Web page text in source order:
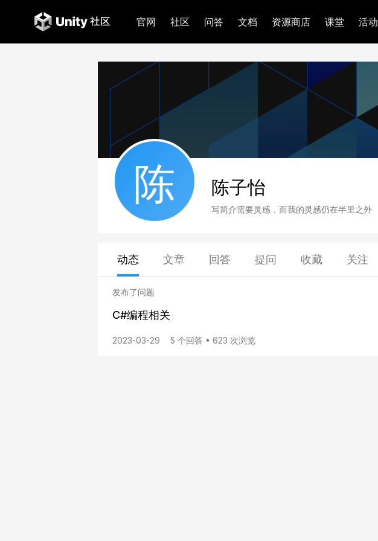
官网 社区 问答 文档 资源商店 课堂 活动
陈 陈子怡
写简介需要灵感，而我的灵感仍在半里之外
动态 文章 回答 提问 收藏 关注
发布了问题
C#编程相关
2023-03-29 5 个回答 • 623 次浏览